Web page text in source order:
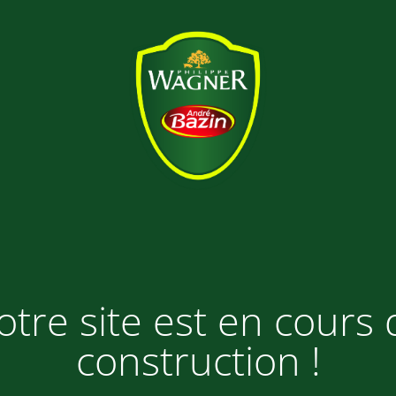
site est en cours
construction !